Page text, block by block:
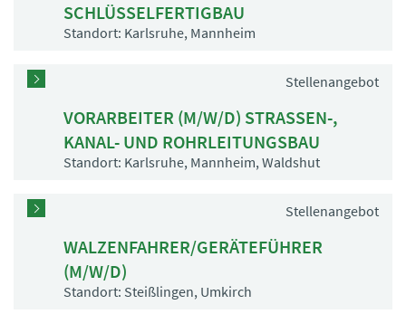
SCHLÜSSELFERTIGBAU
Standort: Karlsruhe, Mannheim
Stellenangebot
VORARBEITER (M/W/D) STRASSEN-,
KANAL- UND ROHRLEITUNGSBAU
Standort: Karlsruhe, Mannheim, Waldshut
Stellenangebot
WALZENFAHRER/GERÄTEFÜHRER
(M/W/D)
Standort: Steißlingen, Umkirch